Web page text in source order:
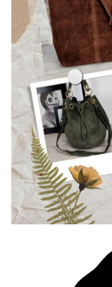
ρωγμές της
ανάμεσα στο
ωμή ενέργεια της
μουσική που μιλά για
και την ανάγκη για
Μέλη του
Φωνή & Κιθάρα,
Θωμάς – Μπάσο,